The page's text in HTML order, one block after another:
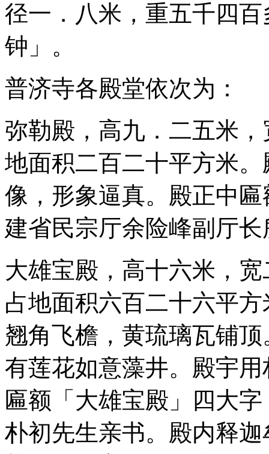
径一．八米，重五千四
钟」。
普济寺各殿堂依次为：
弥勒殿，高九．二五米
地面积二百二十平方米
像，形象逼真。殿正中
建省民宗厅余险峰副厅长
大雄宝殿，高十六米，
占地面积六百二十六平
翘角飞檐，黄琉璃瓦铺
有莲花如意藻井。殿宇
匾额「大雄宝殿」四大
朴初先生亲书。殿内释